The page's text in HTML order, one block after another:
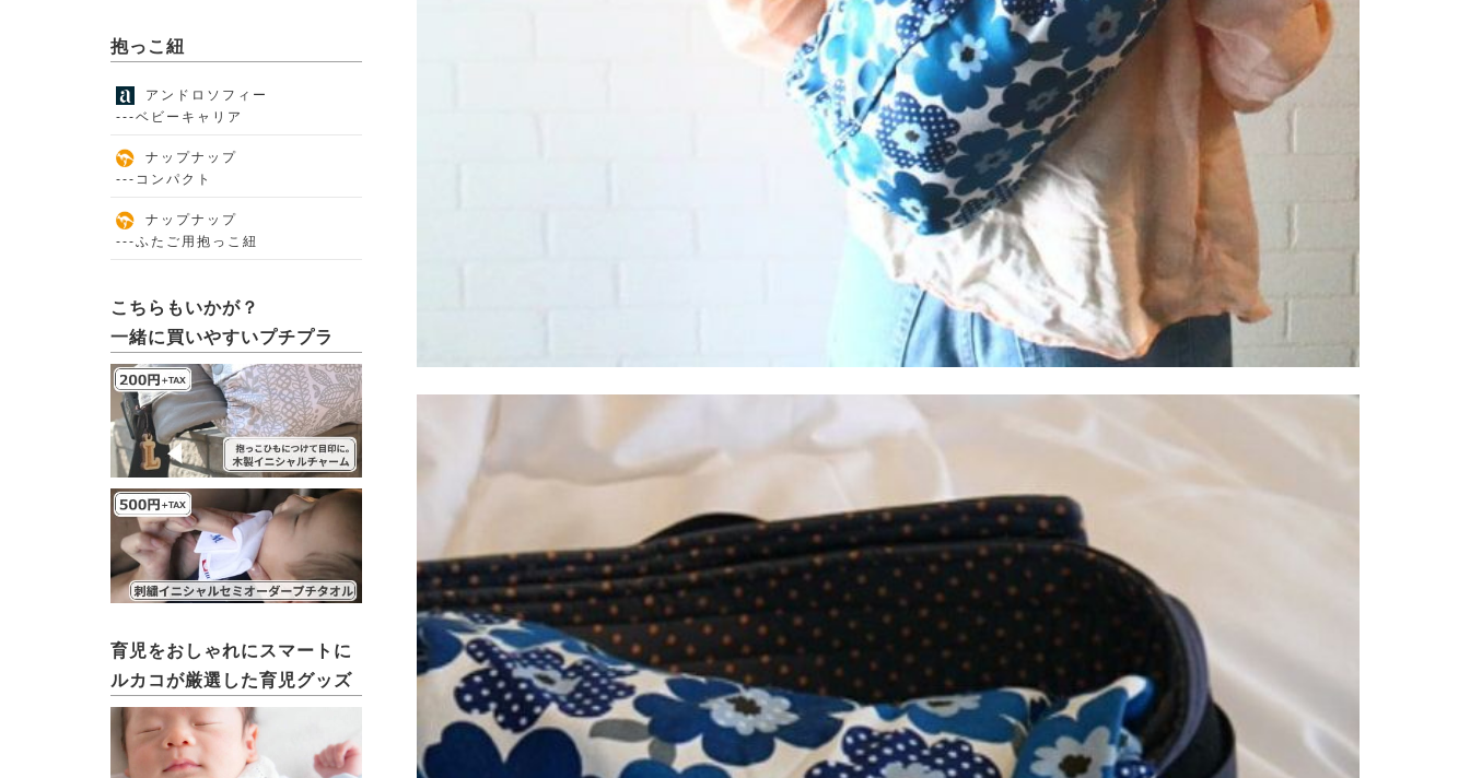
抱っこ紐
アンドロソフィー
---ベビーキャリア
ナップナップ
---コンパクト
ナップナップ
---ふたご用抱っこ紐
こちらもいかが？
一緒に買いやすいプチプラ
育児をおしゃれにスマートに
ルカコが厳選した育児グッズ